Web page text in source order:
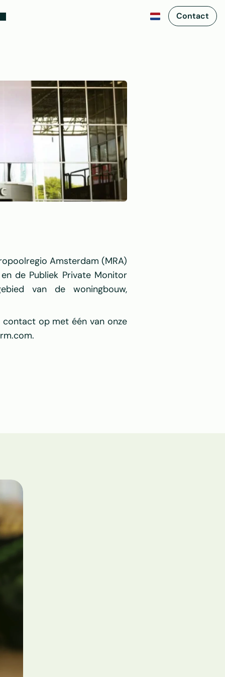
Contact
Amsterdam (MRA)
de Publiek Private Monitor
van de woningbouw,
op met één van onze
.